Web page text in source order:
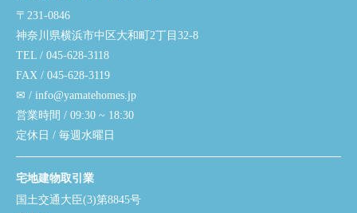
〒231-0846
神奈川県横浜市中区大和町2丁目32-8
TEL / 045-628-3118
FAX / 045-628-3119
✉ / info@yamatehomes.jp
営業時間 / 09:30 ~ 18:30
定休日 / 毎週水曜日
宅地建物取引業
国土交通大臣(3)第8845号